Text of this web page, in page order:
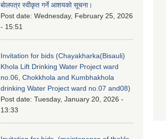
बोलपत्र स्वीकृत गर्ने आशयको सूचना।
Post date: Wednesday, February 25, 2026
- 15:51
Invitation for bids (Chayakharka(Bisauli)
Khola Lift Drinking Water Project ward
no.06, Chokkhola and Kumbhakhola
drinking Water Project ward no.07 and08)
Post date: Tuesday, January 20, 2026 -
13:33